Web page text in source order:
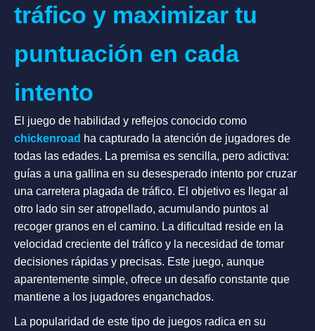
tráfico y maximizar tu
puntuación en cada
intento
El juego de habilidad y reflejos conocido como
chickenroad ha capturado la atención de jugadores de
todas las edades. La premisa es sencilla, pero adictiva:
guías a una gallina en su desesperado intento por cruzar
una carretera plagada de tráfico. El objetivo es llegar al
otro lado sin ser atropellado, acumulando puntos al
recoger granos en el camino. La dificultad reside en la
velocidad creciente del tráfico y la necesidad de tomar
decisiones rápidas y precisas. Este juego, aunque
aparentemente simple, ofrece un desafío constante que
mantiene a los jugadores enganchados.
La popularidad de este tipo de juegos radica en su